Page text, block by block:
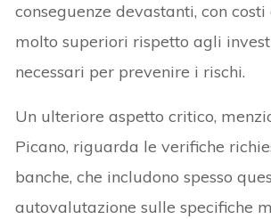
conseguenze devastanti, con
molto superiori rispetto agli
necessari per prevenire i rischi.
Un ulteriore aspetto critico,
Picano, riguarda le verifiche
banche, che includono spesso
autovalutazione sulle specifiche